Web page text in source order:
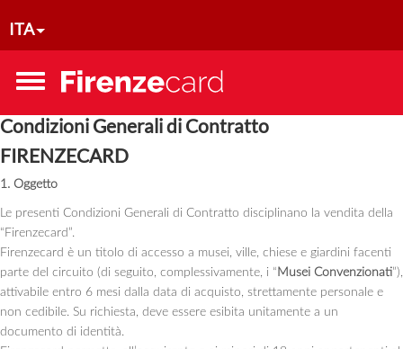
ITA
Toggle
Condizioni Generali di Contratto
FIRENZECARD
1. Oggetto
Le presenti Condizioni Generali di Contratto disciplinano la vendita della
“Firenzecard”.
Firenzecard è un titolo di accesso a musei, ville, chiese e giardini facenti
parte del circuito (di seguito, complessivamente, i “ Musei Convenzionati”),
attivabile entro 6 mesi dalla data di acquisto, strettamente personale e
non cedibile. Su richiesta, deve essere esibita unitamente a un
documento di identità.